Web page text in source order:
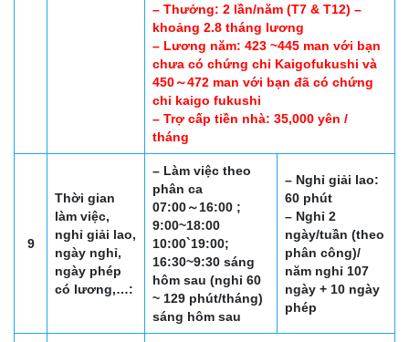
– Thưởng: 2 lần/năm (T7 & T12) –
khoảng 2.8 tháng lương
– Lương năm: 423 ~445 man với bạn
chưa có chứng chỉ Kaigofukushi và
450～472 man với bạn đã có chứng
chỉ kaigo fukushi
– Trợ cấp tiền nhà: 35,000 yên /
tháng
9
Thời gian
làm việc,
nghỉ giải lao,
ngày nghỉ,
ngày phép
có lương,…:
– Làm việc theo
phân ca
07:00～16:00 ;
9:00~18:00
10:00`19:00;
16:30~9:30 sáng
hôm sau (nghỉ 60
~ 129 phút/tháng)
sáng hôm sau
– Nghỉ giải lao:
60 phút
– Nghỉ 2
ngày/tuần (theo
phân công)/
năm nghỉ 107
ngày + 10 ngày
phép